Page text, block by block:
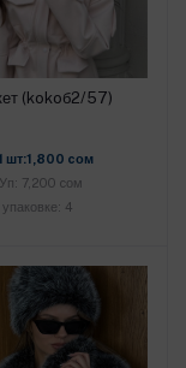
(kokoб2/57)
шт:1,800 cом
7,200 cом
4